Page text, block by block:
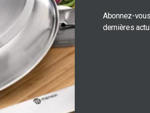
Abonnez-
dernières